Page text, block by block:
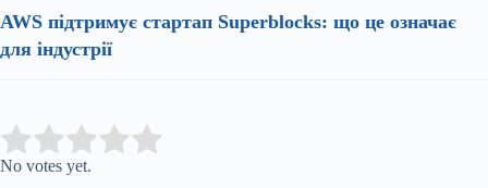
AWS підтримує стартап Superblocks: що це означає
для індустрії
Rate this item:
No votes yet.